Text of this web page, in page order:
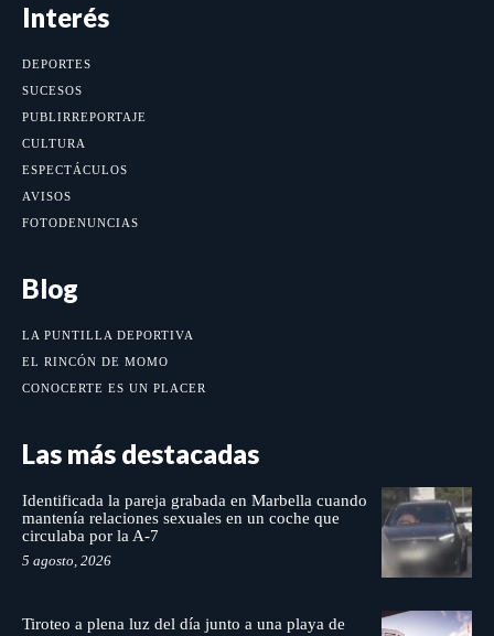
Interés
DEPORTES
SUCESOS
PUBLIRREPORTAJE
CULTURA
ESPECTÁCULOS
AVISOS
FOTODENUNCIAS
Blog
LA PUNTILLA DEPORTIVA
EL RINCÓN DE MOMO
CONOCERTE ES UN PLACER
Las más destacadas
Identificada la pareja grabada en Marbella cuando
mantenía relaciones sexuales en un coche que
circulaba por la A-7
5 agosto, 2026
Tiroteo a plena luz del día junto a una playa de